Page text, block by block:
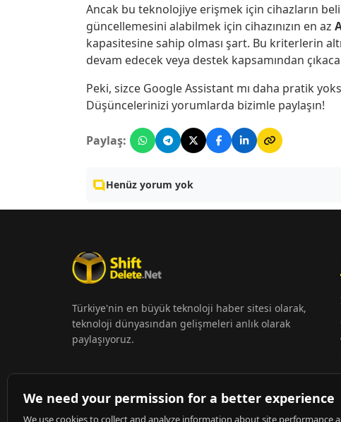
Ancak bu teknolojiye erişmek için cihazların
güncellemesini alabilmek için cihazınızın en az
kapasitesine sahip olması şart. Bu kriterlerin
devam edecek veya destek kapsamından
Peki, sizce Google Assistant mı daha pratik
Düşüncelerinizi yorumlarda bizimle paylaşın!
Paylaş:
Henüz yorum yok
Türkiye'nin en büyük teknoloji haber sitesi olarak,
teknoloji dünyasından gelişmeleri anlık olarak
paylaşıyoruz.